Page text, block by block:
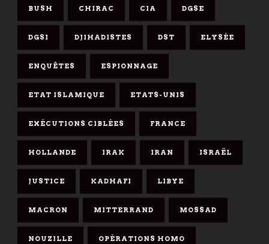
BUSH CHIRAC CIA DGSE
DGSI DJIHADISTES DST ELYSÉE
ENQUÊTES ESPIONNAGE
ETAT ISLAMIQUE ETATS-UNIS
EXÉCUTIONS CIBLÉES FRANCE
HOLLANDE IRAK IRAN ISRAËL
JUSTICE KADHAFI LIBYE
MACRON MITTERRAND MOSSAD
NOUZILLE OPÉRATIONS HOMO